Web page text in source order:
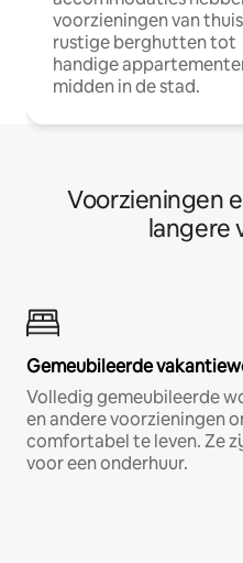
voorzieningen van
rustige berghutten tot
handige
midden in de stad.
Voorzieningen
langere
Gemeubileerde
Volledig gemeubileerde
en andere voorzieningen
comfortabel te leven. Ze
voor een onderhuur.